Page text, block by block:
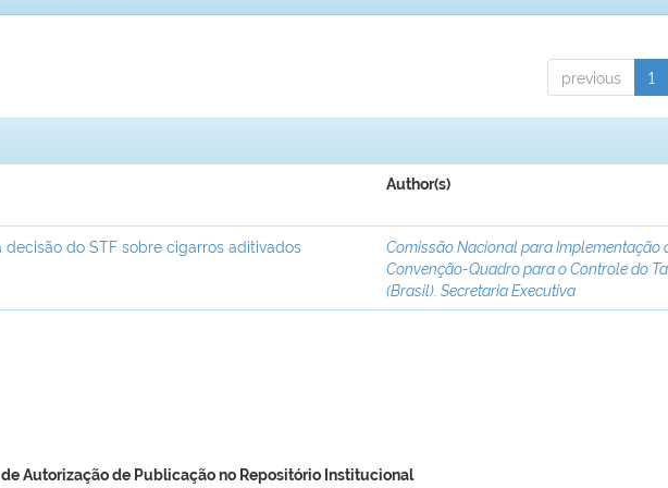
previous 1
Author(s)
do STF sobre cigarros aditivados
Comissão Nacional para Implementação
Convenção-Quadro para o Controle do
(Brasil). Secretaria Executiva
Autorização de Publicação no Repositório Institucional